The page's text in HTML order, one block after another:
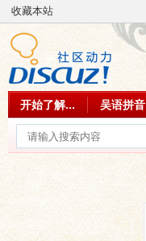
收藏本站
开始了解... 吴语拼音